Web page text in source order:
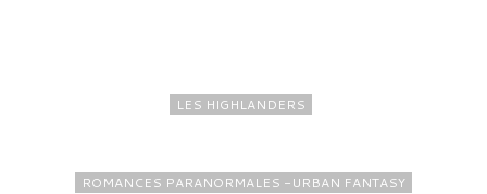
LES HIGHLANDERS
ROMANCES PARANORMALES -URBAN FANTASY